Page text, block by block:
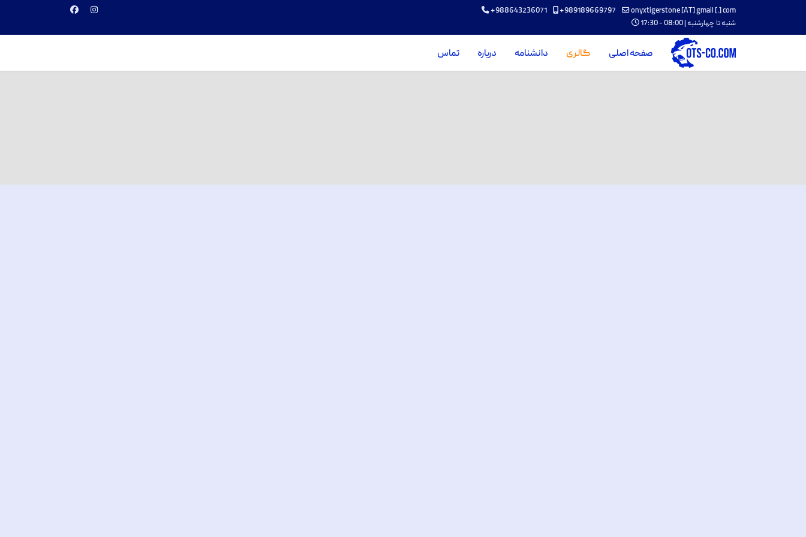
+988643236071 +989189669797
onyxtigerstone [AT] gmail [.] com
شنبه تا چهارشنبه | 08:00 - 17:30
صفحه اصلی گالری دانشنامه درباره تماس